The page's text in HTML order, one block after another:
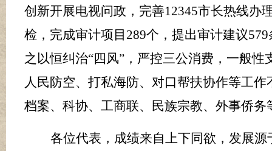
创新开展电视问政，完善12345市长热线办
检，完成审计项目 289个，提出审计建议579
之以恒纠治“四风”，严控三公消费，一般性
人民防空、打私海防、 对口帮扶协作等工作
档案、科协、工商联、民族宗教、外事侨
各位代表，成绩来自上下同欲，发展